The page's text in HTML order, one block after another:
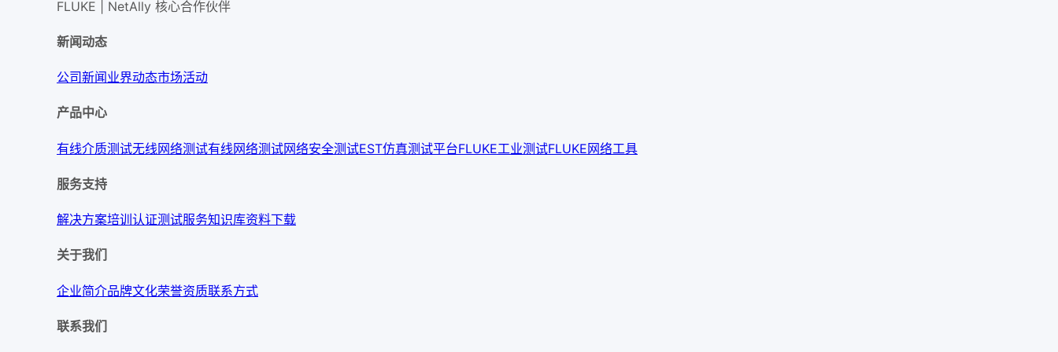
FLUKE | NetAlly 核心合作伙伴
新闻动态
公司新闻业界动态市场活动
产品中心
有线介质测试无线网络测试有线网络测试网络安全测试EST仿真测试平台FLUKE工业测试FLUKE网络工具
服务支持
解决方案培训认证测试服务知识库资料下载
关于我们
企业简介品牌文化荣誉资质联系方式
联系我们